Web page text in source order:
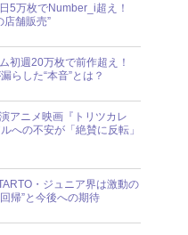
5万枚でNumber_i超え！
店舗販売”
初週20万枚で前作超え！
らした“本音”とは？
アニメ映画『トリツカレ
への不安が「絶賛に反転」
・ジュニア界は激動の
帰”と今後への期待